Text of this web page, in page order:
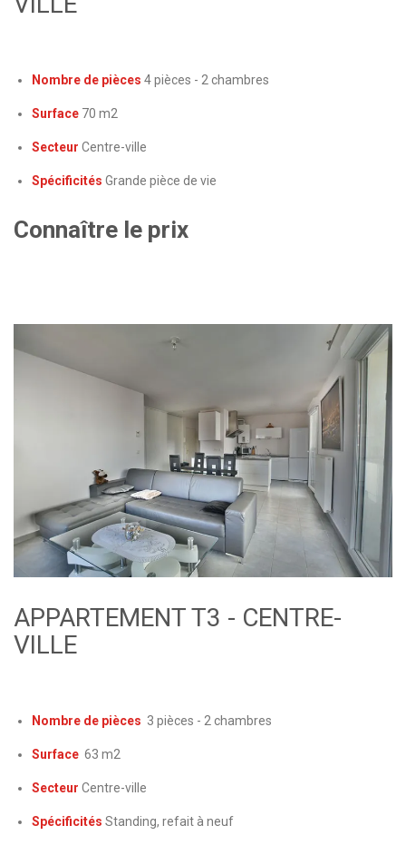
Nombre de pièces 4 pièces - 2 chambres
Surface 70 m2
Secteur Centre-ville
Spécificités Grande pièce de vie
Connaître le prix
APPARTEMENT T3 - CENTRE-
VILLE
Nombre de pièces 3 pièces - 2 chambres
Surface 63 m2
Secteur Centre-ville
Spécificités Standing, refait à neuf